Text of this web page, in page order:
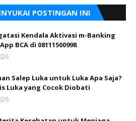
POSTINGAN INI
Kendala Aktivasi m-Banking
BCA di 08111500998
Salep Luka untuk Luka Apa Saja?
Luka yang Cocok Diobati